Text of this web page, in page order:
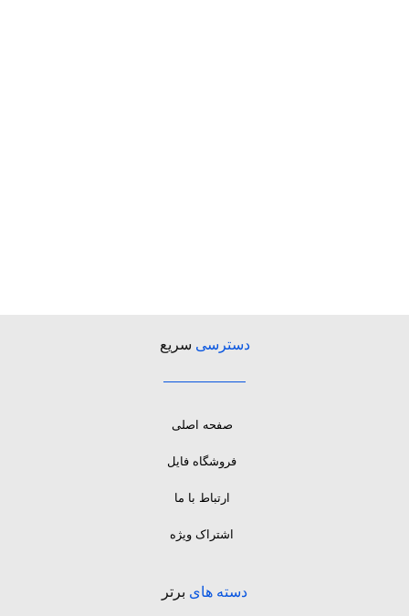
دسترسی سریع
صفحه اصلی
فروشگاه فایل
ارتباط با ما
اشتراک ویژه
دسته های برتر